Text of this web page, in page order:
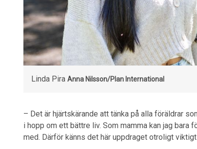
Linda Pira Anna Nilsson/Plan International
– Det är hjärtskärande att tänka på alla föräldrar
i hopp om ett bättre liv. Som mamma kan jag
med. Därför känns det här uppdraget otroligt